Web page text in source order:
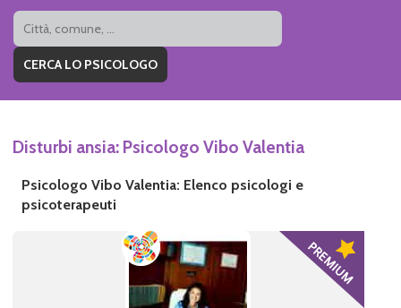
Disturbi ansia: Psicologo Vibo Valentia
Psicologo Vibo Valentia: Elenco psicologi e
psicoterapeuti